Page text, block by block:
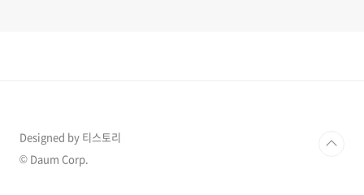
Designed by 티스토리
© Daum Corp.